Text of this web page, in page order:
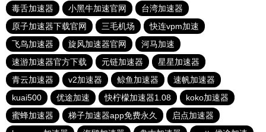
毒舌加速器
小黑牛加速官网
台湾加速器
原子加速器下载官网
三毛机场
快连vpm加速
飞鸟加速器
旋风加速器官网
河马加速
速游加速器官方下载
元链加速器
星星加速器
青云加速器
v2加速器 鲸鱼加速器
速帆加速器
kuai500
优途加速 快柠檬加速器1.08
koko加速器
蜜蜂加速器
梯子加速器app免费永久
启点加速器